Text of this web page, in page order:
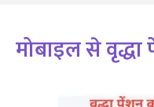
मोबाइल से